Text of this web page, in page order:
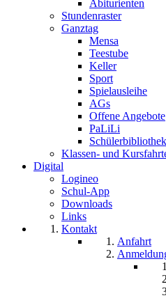
Abiturienten
Stundenraster
Ganztag
Mensa
Teestube
Keller
Sport
Spielausleihe
AGs
Offene Angebote
PaLiLi
Schülerbibliothek
Klassen- und
Digital
Logineo
Schul-App
Downloads
Links
Kontakt
Anfahrt